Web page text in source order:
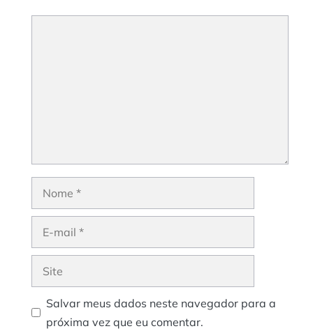
Salvar meus dados neste navegador para a
próxima vez que eu comentar.